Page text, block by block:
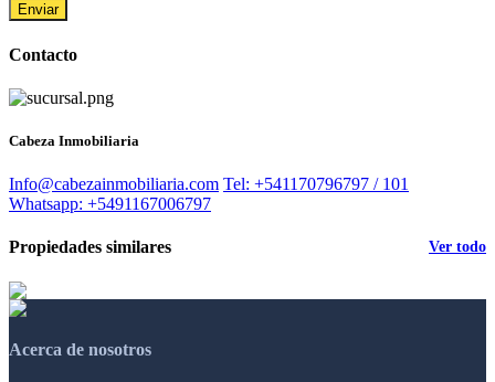
Enviar
Contacto
Cabeza Inmobiliaria
Info@cabezainmobiliaria.com Tel: +541170796797 / 101
Whatsapp: +5491167006797
Propiedades similares Ver todo
Acerca de nosotros